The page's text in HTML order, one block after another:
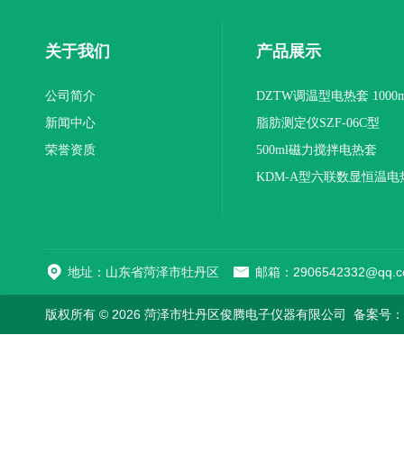
关于我们
公司简介
新闻中心
荣誉资质
产品展示
DZTW调温型电热套
联
脂肪测定仪SZF-06C型
500ml磁力搅拌电热套
KDM-A型六联数显恒温电
地址：山东省菏泽市牡丹区 邮箱：
版权所有 © 2026 菏泽市牡丹区俊腾电子仪器有限公司 备案号